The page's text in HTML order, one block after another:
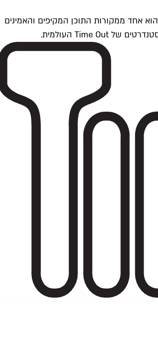
Time Outתל אביב הוא חלק מרשת Time Out Global — רשת מדיה בינלאומית הפועלת ב-360 ערים מרכזיות וב-60 מדינות ברחבי העולם. Time Out הוא אחד ממקורות התוכן המקיפים והאמינים